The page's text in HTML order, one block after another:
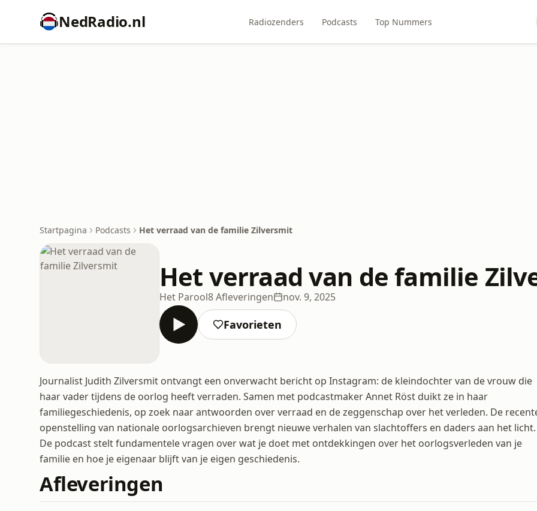
NedRadio.nl Radiozenders Podcasts Top Nummers
Startpagina Podcasts Het verraad van de familie Zilversmit
Het verraad van de familie
Het Parool8 Afleveringen nov. 9, 2025
Favorieten
Journalist Judith Zilversmit ontvangt een onverwacht bericht op Instagram: de kleindochter van de vrouw die
haar vader tijdens de oorlog heeft verraden. Samen met podcastmaker Annet Röst duikt ze in haar
familiegeschiedenis, op zoek naar antwoorden over verraad en de zeggenschap over het verleden. De
openstelling van nationale oorlogsarchieven brengt nieuwe verhalen van slachtoffers en daders aan het licht.
De podcast stelt fundamentele vragen over wat je doet met ontdekkingen over het oorlogsverleden van je
familie en hoe je eigenaar blijft van je eigen geschiedenis.
Afleveringen